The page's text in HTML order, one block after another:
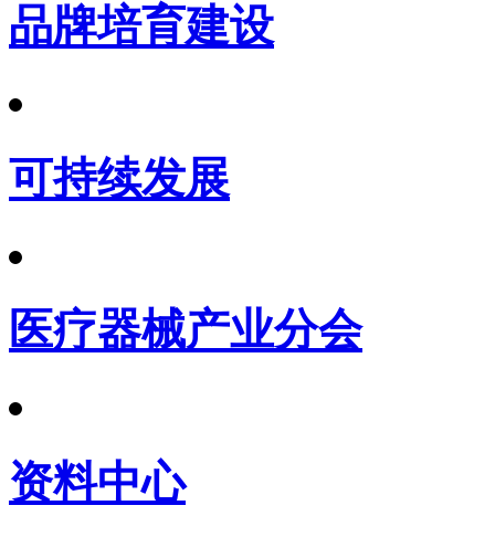
品牌培育建设
可持续发展
医疗器械产业分会
资料中心